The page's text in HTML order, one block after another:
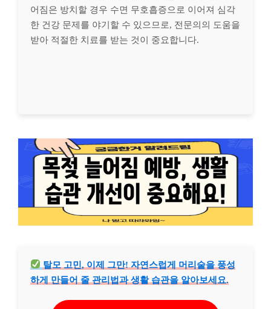
어짐은 방치할 경우 수면 무호흡증으로 이어져 심각
한 건강 문제를 야기할 수 있으므로, 전문의의 도움을
받아 적절한 치료를 받는 것이 중요합니다.
탈모 고민, 이제 그만! 자연스럽게 머리숱을 풍성
하게 만들어 줄 관리법과 생활 습관을 알아보세요.